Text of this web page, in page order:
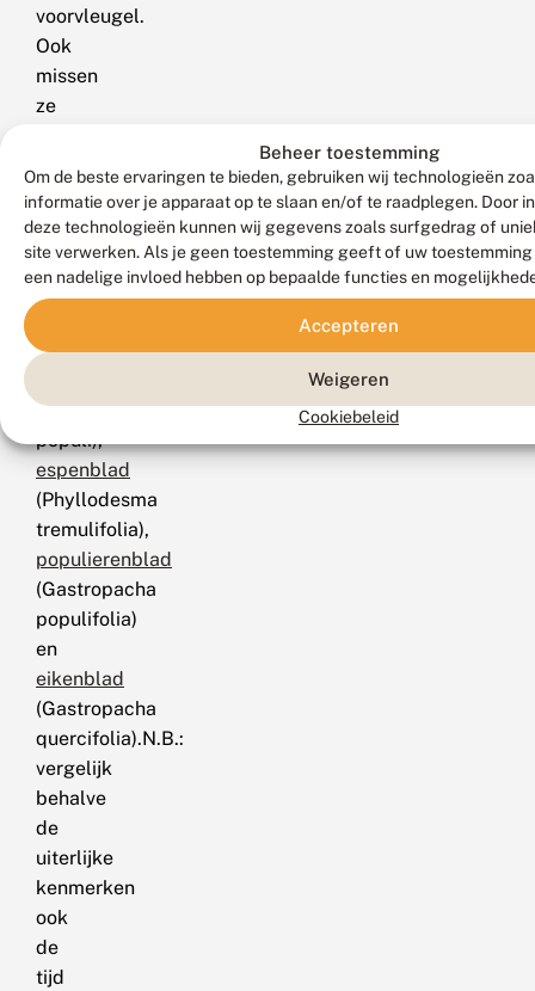
Beheer toestemming
Om de beste ervaringen te bieden, gebruiken wij technologieën
informatie over je apparaat op te slaan en/of te raadplegen. Door
deze technologieën kunnen wij gegevens zoals surfgedrag of
site verwerken. Als je geen toestemming geeft of uw
een nadelige invloed hebben op bepaalde functies en
Accepteren
Weigeren
Cookiebeleid
voorvleugel.
Ook
missen
ze
gekartelde
achterrand.
Gelijkende
soorten
rups
Zwarte
(Poecilocampa
populi),
espenblad
(Phyllodesma
tremulifolia),
populierenblad
(Gastropacha
populifolia)
en
eikenblad
(Gastropacha
quercifolia).N.B.:
vergelijk
behalve
de
uiterlijke
kenmerken
ook
de
tijd